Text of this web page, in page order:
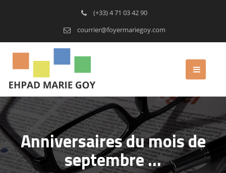
(+33) 4 71 03 42 90
courrier@foyermariegoy.com
Anniversaires du mois de
septembre …